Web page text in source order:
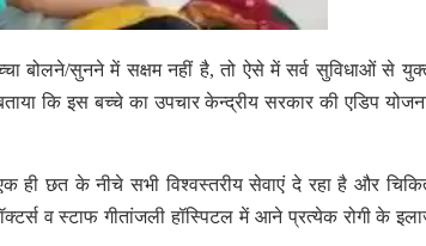
सुनने में सक्षम नहीं है, तो ऐसे में सर्व सुविधाओं से
कि इस बच्चे का उपचार केन्द्रीय सरकार की एडिप
छत के नीचे सभी विश्वस्तरीय सेवाएं दे रहा है और
व स्टाफ गीतांजली हॉस्पिटल में आने प्रत्येक रोगी के